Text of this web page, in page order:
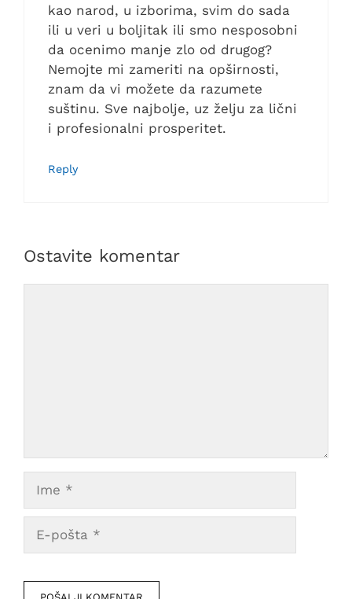
kao narod, u izborima, svim do sada
ili u veri u boljitak ili smo nesposobni
da ocenimo manje zlo od drugog?
Nemojte mi zameriti na opširnosti,
znam da vi možete da razumete
suštinu. Sve najbolje, uz želju za lični
i profesionalni prosperitet.
Reply
Ostavite komentar
pošta
mesto